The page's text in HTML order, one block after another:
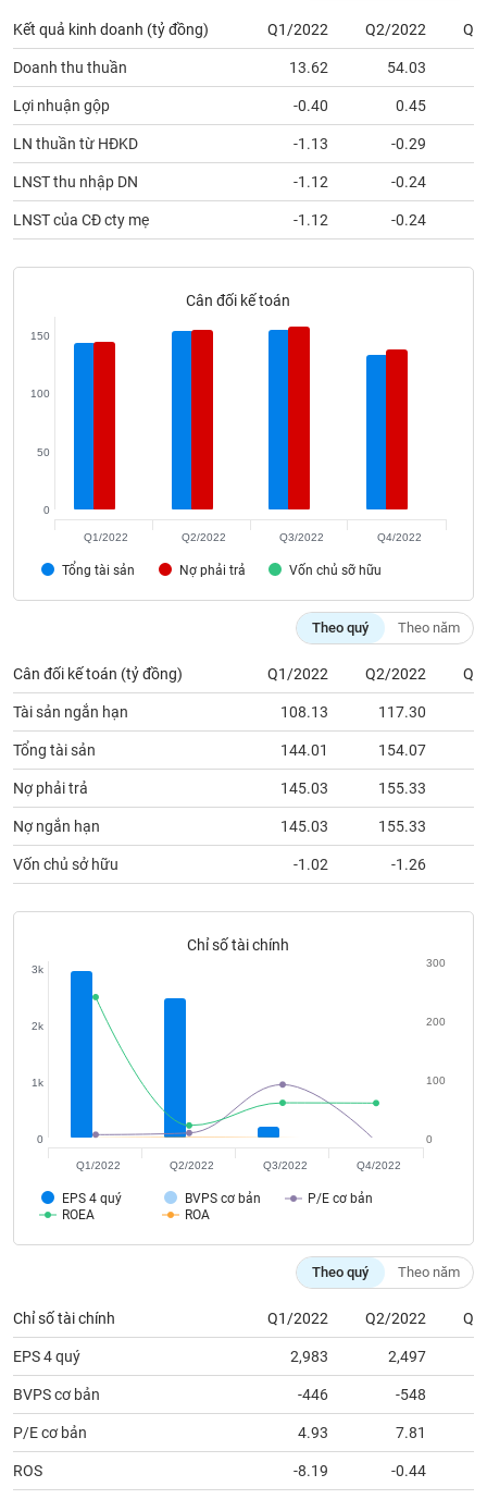
Kết quả kinh doanh (tỷ đồng) Q1/2022 Q2/2022
Doanh thu thuần 13.62 54.03
Lợi nhuận gộp -0.40 0.45
LN thuần từ HĐKD -1.13 -0.29
LNST thu nhập DN -1.12 -0.24
LNST của CĐ cty mẹ -1.12 -0.24
Cân đối kế toán
Tổng tài sản Nợ phải trả Vốn chủ sỡ hữu
0
50
100
150
Q1/2022 Q2/2022 Q3/2022 Q4/2022
Theo quý Theo năm
Cân đối kế toán (tỷ đồng) Q1/2022 Q2/2022
Tài sản ngắn hạn 108.13 117.30
Tổng tài sản 144.01 154.07
Nợ phải trả 145.03 155.33
Nợ ngắn hạn 145.03 155.33
Vốn chủ sở hữu -1.02 -1.26
Chỉ số tài chính
EPS 4 quý BVPS cơ bản
P/E cơ bản
ROEA
ROA
0
1k
2k
3k
0
100
200
300
Q1/2022 Q2/2022 Q3/2022 Q4/2022
Theo quý Theo năm
Chỉ số tài chính Q1/2022 Q2/2022
EPS 4 quý 2,983 2,497
BVPS cơ bản -446 -548
P/E cơ bản 4.93 7.81
ROS -8.19 -0.44
tích
(-)
Thuật
ngữ
(-)
Dịch
tạo
Sách
Truyền
thông
tài
chính